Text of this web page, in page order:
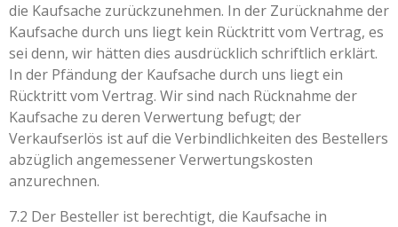
die Kaufsache zurückzunehmen. In der Zurücknahme der
Kaufsache durch uns liegt kein Rücktritt vom Vertrag, es
sei denn, wir hätten dies ausdrücklich schriftlich erklärt.
In der Pfändung der Kaufsache durch uns liegt ein
Rücktritt vom Vertrag. Wir sind nach Rücknahme der
Kaufsache zu deren Verwertung befugt; der
Verkaufserlös ist auf die Verbindlichkeiten des Bestellers
abzüglich angemessener Verwertungskosten
anzurechnen.
7.2 Der Besteller ist berechtigt, die Kaufsache in